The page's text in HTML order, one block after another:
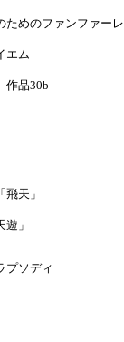
ためのファンファーレ
エム
作品30b
天」
」
プソディ